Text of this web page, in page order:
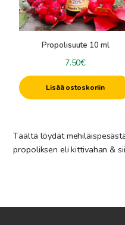
Hehku Sauna-, kylpy- ja
Hunajaiset Hiustuotteet
Hunajaiset jalkatuotteet
Saippuat ja suihkugeelit
Hunajaiset
Saunatuoksut
Saunahunajat
Lahjapakkaukset
Liikelahjat
Herkkukorit &
Saunalahjat
Mehiläisvahakynttilät
Mehiläisvaha &
Kynttilämuotit
Uutuudet
Propolisuute 10 ml
7.50€
Lisää ostoskoriin
Täältä löydät
propoliksen eli kittivahan &